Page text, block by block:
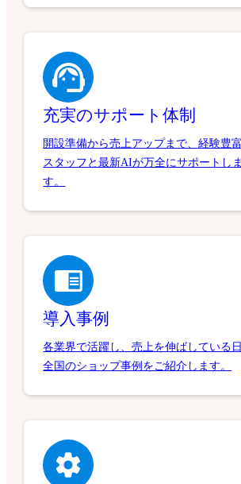
充実のサポート体制
開設準備から売上アップまで、経験豊
スタッフと最新AIが万全にサポートしま
す。
導入事例
各業界で活躍し、売上を伸ばしている
全国のショップ事例をご紹介します。